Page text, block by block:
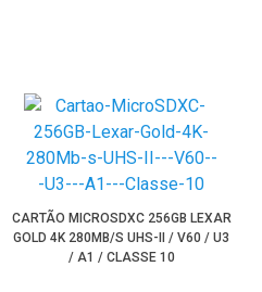
CARTÃO MICROSDXC 256GB LEXAR
GOLD 4K 280MB/S UHS-II / V60 / U3
/ A1 / CLASSE 10